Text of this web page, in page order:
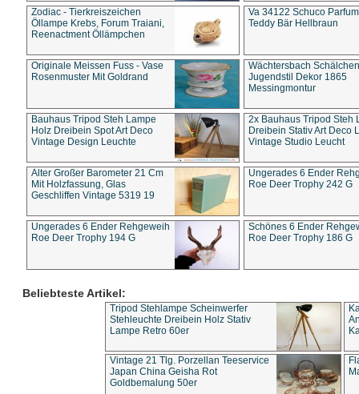
Zodiac - Tierkreiszeichen
Öllampe Krebs, Forum Traiani,
Reenactment Öllämpchen
Va 34122 Schuco
Teddy Bär Hellbraun
Originale Meissen Fuss - Vase
Rosenmuster Mit Goldrand
Wächtersbach Schälchen
Jugendstil Dekor 1865
Messingmontur
Bauhaus Tripod Steh Lampe
Holz Dreibein Spot Art Deco
Vintage Design Leuchte
2x Bauhaus Tripod Steh
Dreibein Stativ Art Deco
Vintage Studio Leucht
Alter Großer Barometer 21 Cm
Mit Holzfassung, Glas
Geschliffen Vintage 5319 19
Ungerades 6 Ender
Roe Deer Trophy 242 G
Ungerades 6 Ender Rehgeweih
Roe Deer Trophy 194 G
Schönes 6 Ender
Roe Deer Trophy 186 G
Beliebteste Artikel:
Tripod Stehlampe Scheinwerfer
Stehleuchte Dreibein Holz Stativ
Lampe Retro 60er
Vintage 21 Tlg. Porzellan Teeservice
Japan China Geisha Rot
Goldbemalung 50er